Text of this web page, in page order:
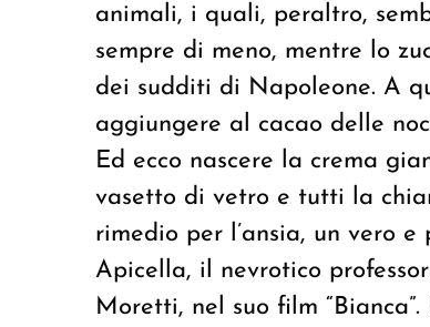
animali, i quali, peraltro,
sempre di meno, mentre lo
dei sudditi di Napoleone. A
aggiungere al cacao delle
Ed ecco nascere la crema
vasetto di vetro e tutti la
rimedio per l’ansia, un vero
Apicella, il nevrotico
Moretti, nel suo film